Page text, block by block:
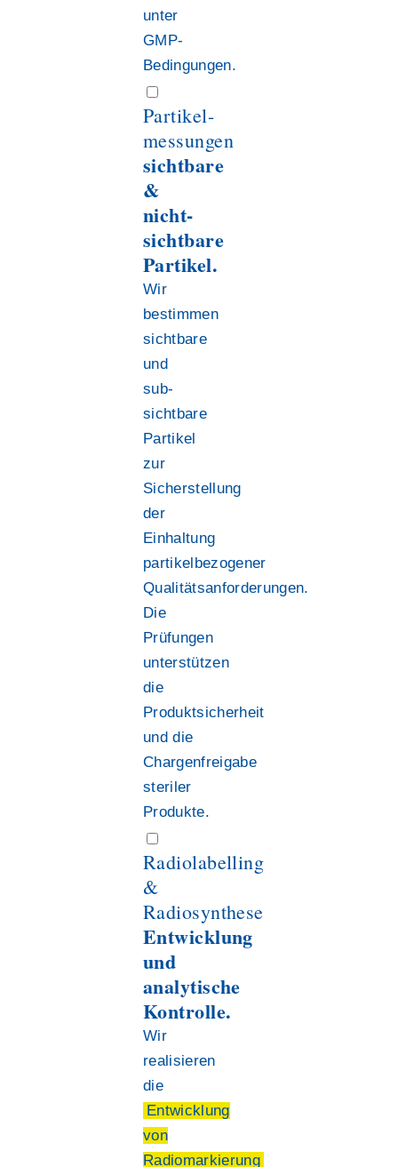
unter
GMP-
Bedingungen.
Partikel-
messungen
sichtbare
&
nicht-
sichtbare
Partikel.
Wir
bestimmen
sichtbare
und
sub-
sichtbare
Partikel
zur
Sicherstellung
der
Einhaltung
partikelbezogener
Qualitätsanforderungen.
Die
Prüfungen
unterstützen
die
Produktsicherheit
und die
Chargenfreigabe
steriler
Produkte.
Radiolabelling
&
Radiosynthese
Entwicklung
und
analytische
Kontrolle.
Wir
realisieren
die
Entwicklung
von
Radiomarkierung